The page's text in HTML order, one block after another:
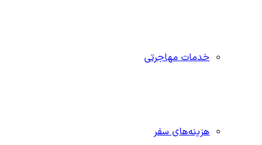
خدمات مهاجرتی
هزینه‌های سفر